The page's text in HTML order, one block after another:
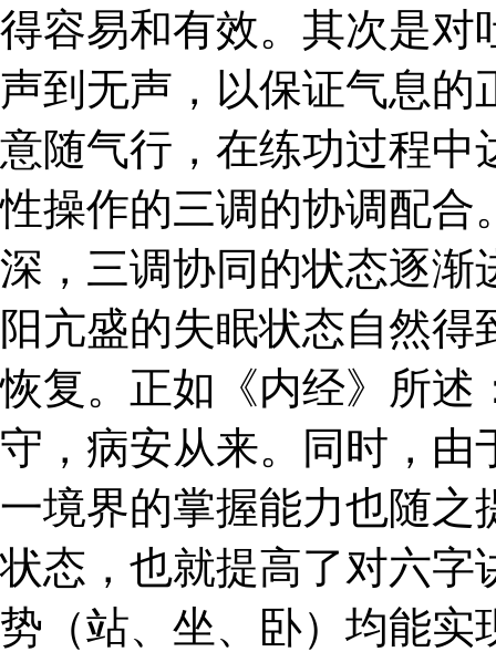
得容易和有效。其次是对
声到无声，以保证气息的
意随气行，在练功过程中
性操作的三调的协调配合
深，三调协同的状态逐渐
阳亢盛的失眠状态自然
恢复。正如《内经》所述
守，病安从来。同时，由
一境界的掌握能力也随之
状态，也就提高了对六字
势（站、坐、卧）均能实